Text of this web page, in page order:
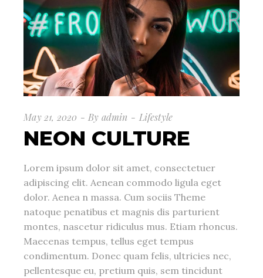
May 21, 2020 By admin Lifestyle
NEON CULTURE
Lorem ipsum dolor sit amet, consectetuer
adipiscing elit. Aenean commodo ligula eget
dolor. Aenea n massa. Cum sociis Theme
natoque penatibus et magnis dis parturient
montes, nascetur ridiculus mus. Etiam rhoncus.
Maecenas tempus, tellus eget tempus
condimentum. Donec quam felis, ultricies nec,
pellentesque eu, pretium quis, sem tincidunt